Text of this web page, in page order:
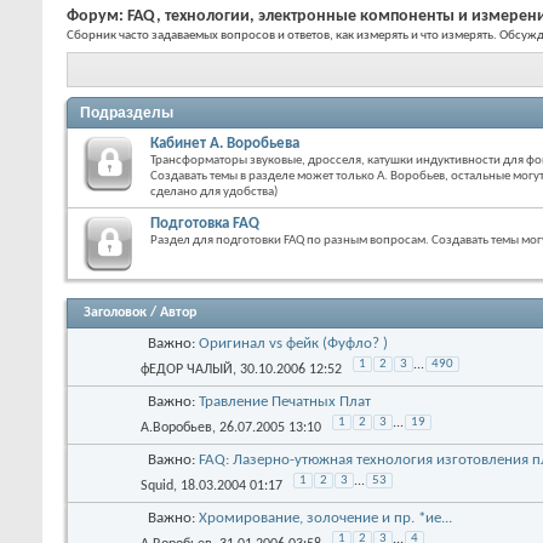
Форум: FAQ, технологии, электронные компоненты и
Сборник часто задаваемых вопросов и ответов, как измерять и что измерять.
Подразделы
Кабинет А. Воробьева
Трансформаторы звуковые, дросселя, катушки индуктивности для
Создавать темы в разделе может только А. Воробьев, остальные
сделано для удобства)
Подготовка FAQ
Раздел для подготовки FAQ по разным вопросам. Создавать темы
Заголовок / Автор
Важно: Оригинал vs фейк (Фуфло? )
фЕДОР ЧАЛЫЙ, 30.10.2006 12:52 1 2 3 ... 490
Важно:Травление Печатных Плат
А.Воробьев, 26.07.2005 13:10 1 2 3 ... 19
Важно: FAQ: Лазерно-утюжная технология
Squid, 18.03.2004 01:17 1 2 3 ... 53
Важно:Хромирование, золочение и пр. *ие...